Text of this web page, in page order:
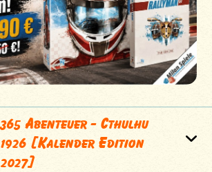
365 Abenteuer - Cthulhu
1926 [Kalender Edition
2027]